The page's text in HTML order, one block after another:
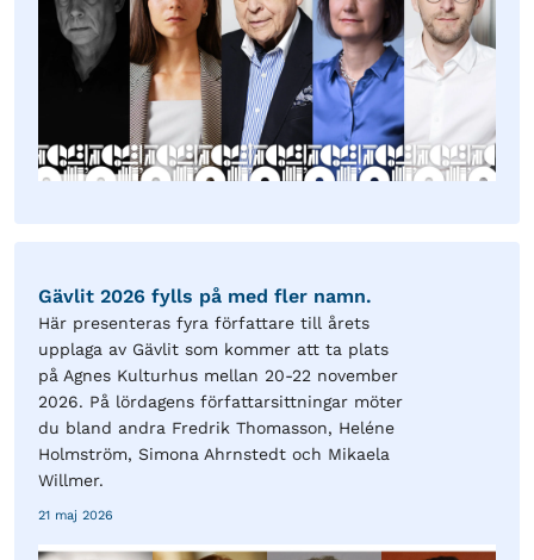
Gävlit 2026 fylls på med fler namn.
Här presenteras fyra författare till årets
upplaga av Gävlit som kommer att ta plats
på Agnes Kulturhus mellan 20-22 november
2026. På lördagens författarsittningar möter
du bland andra Fredrik Thomasson, Heléne
Holmström, Simona Ahrnstedt och Mikaela
Willmer.
21 maj 2026